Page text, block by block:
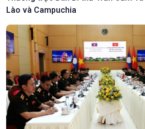
Lào và Campuchia